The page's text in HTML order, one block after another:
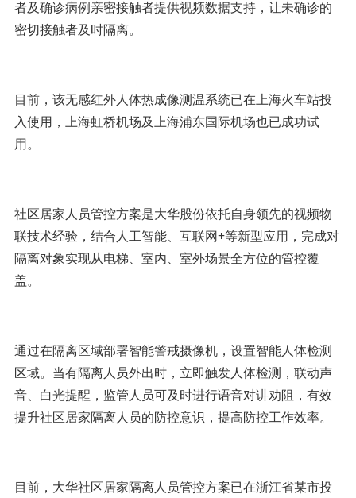
者及确诊病例亲密接触者提供视频数据支持，让未确诊的
密切接触者及时隔离。
目前，该无感红外人体热成像测温系统已在上海火车站投
入使用，上海虹桥机场及上海浦东国际机场也已成功试
用。
社区居家人员管控方案是大华股份依托自身领先的视频物
联技术经验，结合人工智能、互联网+等新型应用，完成对
隔离对象实现从电梯、室内、室外场景全方位的管控覆
盖。
通过在隔离区域部署智能警戒摄像机，设置智能人体检测
区域。当有隔离人员外出时，立即触发人体检测，联动声
音、白光提醒，监管人员可及时进行语音对讲劝阻，有效
提升社区居家隔离人员的防控意识，提高防控工作效率。
目前，大华社区居家隔离人员管控方案已在浙江省某市投